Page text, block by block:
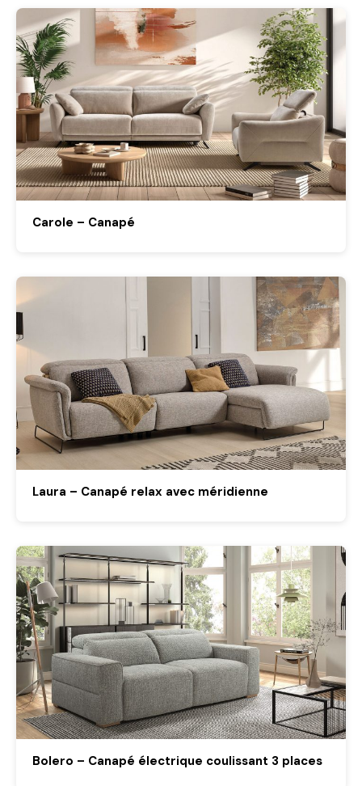
Carole – Canapé
Laura – Canapé relax avec méridienne
Bolero – Canapé électrique coulissant 3 places